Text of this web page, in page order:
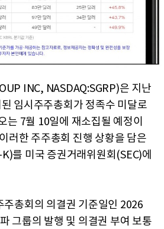
INC, NASDAQ:SGRP)은 지난
임시주주총회가 정족수 미달로
는 7월 10일에 재소집될 예정이
러한 주주총회 진행 상황을 담은
를 미국 증권거래위원회(SEC)에
주총회의 의결권 기준일인 2026
그룹의 발행 및 의결권 부여 보통